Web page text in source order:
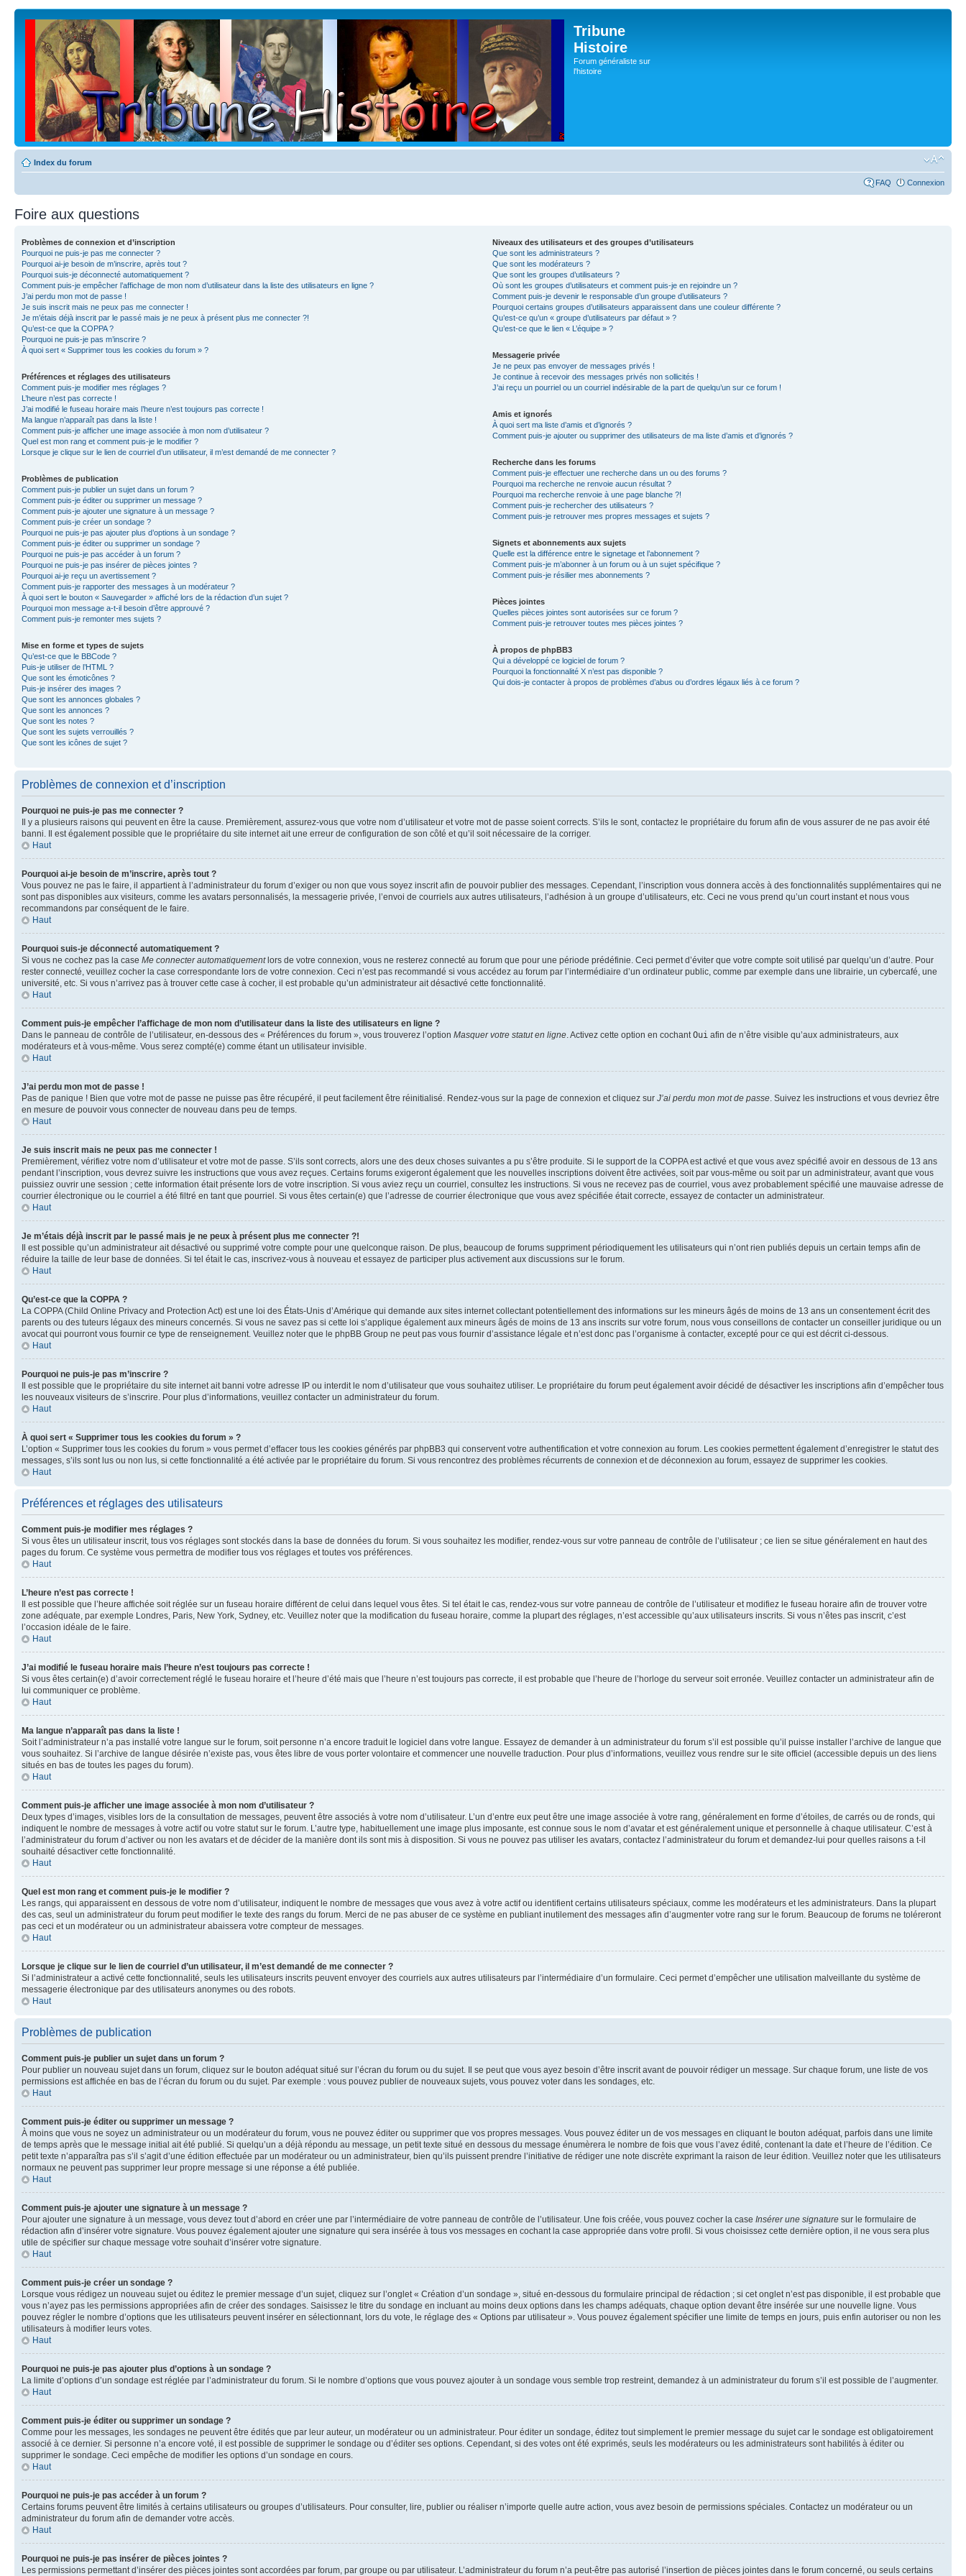
Tribune
Histoire
Forum généraliste sur
l'histoire
Index du forum
FAQ Connexion
Foire aux questions
Problèmes de connexion et d’inscription
Pourquoi ne puis-je pas me connecter ?
Pourquoi ai-je besoin de m’inscrire, après tout ?
Pourquoi suis-je déconnecté automatiquement ?
Comment puis-je empêcher l’affichage de mon nom d’utilisateur dans la liste des utilisateurs en ligne ?
J’ai perdu mon mot de passe !
Je suis inscrit mais ne peux pas me connecter !
Je m’étais déjà inscrit par le passé mais je ne peux à présent plus me connecter ?!
Qu’est-ce que la COPPA ?
Pourquoi ne puis-je pas m’inscrire ?
À quoi sert « Supprimer tous les cookies du forum » ?
Préférences et réglages des utilisateurs
Comment puis-je modifier mes réglages ?
L’heure n’est pas correcte !
J’ai modifié le fuseau horaire mais l’heure n’est toujours pas correcte !
Ma langue n’apparaît pas dans la liste !
Comment puis-je afficher une image associée à mon nom d’utilisateur ?
Quel est mon rang et comment puis-je le modifier ?
Lorsque je clique sur le lien de courriel d’un utilisateur, il m’est demandé de me connecter ?
Problèmes de publication
Comment puis-je publier un sujet dans un forum ?
Comment puis-je éditer ou supprimer un message ?
Comment puis-je ajouter une signature à un message ?
Comment puis-je créer un sondage ?
Pourquoi ne puis-je pas ajouter plus d’options à un sondage ?
Comment puis-je éditer ou supprimer un sondage ?
Pourquoi ne puis-je pas accéder à un forum ?
Pourquoi ne puis-je pas insérer de pièces jointes ?
Pourquoi ai-je reçu un avertissement ?
Comment puis-je rapporter des messages à un modérateur ?
À quoi sert le bouton « Sauvegarder » affiché lors de la rédaction d’un sujet ?
Pourquoi mon message a-t-il besoin d’être approuvé ?
Comment puis-je remonter mes sujets ?
Mise en forme et types de sujets
Qu’est-ce que le BBCode ?
Puis-je utiliser de l’HTML ?
Que sont les émoticônes ?
Puis-je insérer des images ?
Que sont les annonces globales ?
Que sont les annonces ?
Que sont les notes ?
Que sont les sujets verrouillés ?
Que sont les icônes de sujet ?
Niveaux des utilisateurs et des groupes d’utilisateurs
Que sont les administrateurs ?
Que sont les modérateurs ?
Que sont les groupes d’utilisateurs ?
Où sont les groupes d’utilisateurs et comment puis-je en rejoindre un ?
Comment puis-je devenir le responsable d’un groupe d’utilisateurs ?
Pourquoi certains groupes d’utilisateurs apparaissent dans une couleur différente ?
Qu’est-ce qu’un « groupe d’utilisateurs par défaut » ?
Qu’est-ce que le lien « L’équipe » ?
Messagerie privée
Je ne peux pas envoyer de messages privés !
Je continue à recevoir des messages privés non sollicités !
J’ai reçu un pourriel ou un courriel indésirable de la part de quelqu’un sur ce forum !
Amis et ignorés
À quoi sert ma liste d’amis et d’ignorés ?
Comment puis-je ajouter ou supprimer des utilisateurs de ma liste d’amis et d’ignorés ?
Recherche dans les forums
Comment puis-je effectuer une recherche dans un ou des forums ?
Pourquoi ma recherche ne renvoie aucun résultat ?
Pourquoi ma recherche renvoie à une page blanche ?!
Comment puis-je rechercher des utilisateurs ?
Comment puis-je retrouver mes propres messages et sujets ?
Signets et abonnements aux sujets
Quelle est la différence entre le signetage et l’abonnement ?
Comment puis-je m’abonner à un forum ou à un sujet spécifique ?
Comment puis-je résilier mes abonnements ?
Pièces jointes
Quelles pièces jointes sont autorisées sur ce forum ?
Comment puis-je retrouver toutes mes pièces jointes ?
À propos de phpBB3
Qui a développé ce logiciel de forum ?
Pourquoi la fonctionnalité X n’est pas disponible ?
Qui dois-je contacter à propos de problèmes d’abus ou d’ordres légaux liés à ce forum ?
Problèmes de connexion et d’inscription
Pourquoi ne puis-je pas me connecter ?
Il y a plusieurs raisons qui peuvent en être la cause. Premièrement, assurez-vous que votre nom d’utilisateur et votre mot de passe soient corrects. S’ils le sont, contactez le propriétaire du forum afin de vous assurer de ne pas avoir été
banni. Il est également possible que le propriétaire du site internet ait une erreur de configuration de son côté et qu’il soit nécessaire de la corriger.
Haut
Pourquoi ai-je besoin de m’inscrire, après tout ?
Vous pouvez ne pas le faire, il appartient à l’administrateur du forum d’exiger ou non que vous soyez inscrit afin de pouvoir publier des messages. Cependant, l’inscription vous donnera accès à des fonctionnalités supplémentaires qui ne
sont pas disponibles aux visiteurs, comme les avatars personnalisés, la messagerie privée, l’envoi de courriels aux autres utilisateurs, l’adhésion à un groupe d’utilisateurs, etc. Ceci ne vous prend qu’un court instant et nous vous
recommandons par conséquent de le faire.
Haut
Pourquoi suis-je déconnecté automatiquement ?
Si vous ne cochez pas la case Me connecter automatiquementlors de votre connexion, vous ne resterez connecté au forum que pour une période prédéfinie. Ceci permet d’éviter que votre compte soit utilisé par quelqu’un d’autre. Pour
rester connecté, veuillez cocher la case correspondante lors de votre connexion. Ceci n’est pas recommandé si vous accédez au forum par l’intermédiaire d’un ordinateur public, comme par exemple dans une librairie, un cybercafé, une
université, etc. Si vous n’arrivez pas à trouver cette case à cocher, il est probable qu’un administrateur ait désactivé cette fonctionnalité.
Haut
Comment puis-je empêcher l’affichage de mon nom d’utilisateur dans la liste des utilisateurs en ligne ?
Dans le panneau de contrôle de l’utilisateur, en-dessous des « Préférences du forum », vous trouverez l’option Masquer votre statut en ligne. Activez cette option en cochantOui afin de n’être visible qu’aux administrateurs, aux
modérateurs et à vous-même. Vous serez compté(e) comme étant un utilisateur invisible.
Haut
J’ai perdu mon mot de passe !
Pas de panique ! Bien que votre mot de passe ne puisse pas être récupéré, il peut facilement être réinitialisé. Rendez-vous sur la page de connexion et cliquez sur J’ai perdu mon mot de passe. Suivez les instructions et vous devriez être
en mesure de pouvoir vous connecter de nouveau dans peu de temps.
Haut
Je suis inscrit mais ne peux pas me connecter !
Premièrement, vérifiez votre nom d’utilisateur et votre mot de passe. S’ils sont corrects, alors une des deux choses suivantes a pu s’être produite. Si le support de la COPPA est activé et que vous avez spécifié avoir en dessous de 13 ans
pendant l’inscription, vous devrez suivre les instructions que vous avez reçues. Certains forums exigeront également que les nouvelles inscriptions doivent être activées, soit par vous-même ou soit par un administrateur, avant que vous
puissiez ouvrir une session ; cette information était présente lors de votre inscription. Si vous aviez reçu un courriel, consultez les instructions. Si vous ne recevez pas de courriel, vous avez probablement spécifié une mauvaise adresse de
courrier électronique ou le courriel a été filtré en tant que pourriel. Si vous êtes certain(e) que l’adresse de courrier électronique que vous avez spécifiée était correcte, essayez de contacter un administrateur.
Haut
Je m’étais déjà inscrit par le passé mais je ne peux à présent plus me connecter ?!
Il est possible qu’un administrateur ait désactivé ou supprimé votre compte pour une quelconque raison. De plus, beaucoup de forums suppriment périodiquement les utilisateurs qui n’ont rien publiés depuis un certain temps afin de
réduire la taille de leur base de données. Si tel était le cas, inscrivez-vous à nouveau et essayez de participer plus activement aux discussions sur le forum.
Haut
Qu’est-ce que la COPPA ?
La COPPA (Child Online Privacy and Protection Act) est une loi des États-Unis d’Amérique qui demande aux sites internet collectant potentiellement des informations sur les mineurs âgés de moins de 13 ans un consentement écrit des
parents ou des tuteurs légaux des mineurs concernés. Si vous ne savez pas si cette loi s’applique également aux mineurs âgés de moins de 13 ans inscrits sur votre forum, nous vous conseillons de contacter un conseiller juridique ou un
avocat qui pourront vous fournir ce type de renseignement. Veuillez noter que le phpBB Group ne peut pas vous fournir d’assistance légale et n’est donc pas l’organisme à contacter, excepté pour ce qui est décrit ci-dessous.
Haut
Pourquoi ne puis-je pas m’inscrire ?
Il est possible que le propriétaire du site internet ait banni votre adresse IP ou interdit le nom d’utilisateur que vous souhaitez utiliser. Le propriétaire du forum peut également avoir décidé de désactiver les inscriptions afin d’empêcher tous
les nouveaux visiteurs de s’inscrire. Pour plus d’informations, veuillez contacter un administrateur du forum.
Haut
À quoi sert « Supprimer tous les cookies du forum » ?
L’option « Supprimer tous les cookies du forum » vous permet d’effacer tous les cookies générés par phpBB3 qui conservent votre authentification et votre connexion au forum. Les cookies permettent également d’enregistrer le statut des
messages, s’ils sont lus ou non lus, si cette fonctionnalité a été activée par le propriétaire du forum. Si vous rencontrez des problèmes récurrents de connexion et de déconnexion au forum, essayez de supprimer les cookies.
Haut
Préférences et réglages des utilisateurs
Comment puis-je modifier mes réglages ?
Si vous êtes un utilisateur inscrit, tous vos réglages sont stockés dans la base de données du forum. Si vous souhaitez les modifier, rendez-vous sur votre panneau de contrôle de l’utilisateur ; ce lien se situe généralement en haut des
pages du forum. Ce système vous permettra de modifier tous vos réglages et toutes vos préférences.
Haut
L’heure n’est pas correcte !
Il est possible que l’heure affichée soit réglée sur un fuseau horaire différent de celui dans lequel vous êtes. Si tel était le cas, rendez-vous sur votre panneau de contrôle de l’utilisateur et modifiez le fuseau horaire afin de trouver votre
zone adéquate, par exemple Londres, Paris, New York, Sydney, etc. Veuillez noter que la modification du fuseau horaire, comme la plupart des réglages, n’est accessible qu’aux utilisateurs inscrits. Si vous n’êtes pas inscrit, c’est
l’occasion idéale de le faire.
Haut
J’ai modifié le fuseau horaire mais l’heure n’est toujours pas correcte !
Si vous êtes certain(e) d’avoir correctement réglé le fuseau horaire et l’heure d’été mais que l’heure n’est toujours pas correcte, il est probable que l’heure de l’horloge du serveur soit erronée. Veuillez contacter un administrateur afin de
lui communiquer ce problème.
Haut
Ma langue n’apparaît pas dans la liste !
Soit l’administrateur n’a pas installé votre langue sur le forum, soit personne n’a encore traduit le logiciel dans votre langue. Essayez de demander à un administrateur du forum s’il est possible qu’il puisse installer l’archive de langue que
vous souhaitez. Si l’archive de langue désirée n’existe pas, vous êtes libre de vous porter volontaire et commencer une nouvelle traduction. Pour plus d’informations, veuillez vous rendre sur le site officiel (accessible depuis un des liens
situés en bas de toutes les pages du forum).
Haut
Comment puis-je afficher une image associée à mon nom d’utilisateur ?
Deux types d’images, visibles lors de la consultation de messages, peuvent être associés à votre nom d’utilisateur. L’un d’entre eux peut être une image associée à votre rang, généralement en forme d’étoiles, de carrés ou de ronds, qui
indiquent le nombre de messages à votre actif ou votre statut sur le forum. L’autre type, habituellement une image plus imposante, est connue sous le nom d’avatar et est généralement unique et personnelle à chaque utilisateur. C’est à
l’administrateur du forum d’activer ou non les avatars et de décider de la manière dont ils sont mis à disposition. Si vous ne pouvez pas utiliser les avatars, contactez l’administrateur du forum et demandez-lui pour quelles raisons a t-il
souhaité désactiver cette fonctionnalité.
Haut
Quel est mon rang et comment puis-je le modifier ?
Les rangs, qui apparaissent en dessous de votre nom d’utilisateur, indiquent le nombre de messages que vous avez à votre actif ou identifient certains utilisateurs spéciaux, comme les modérateurs et les administrateurs. Dans la plupart
des cas, seul un administrateur du forum peut modifier le texte des rangs du forum. Merci de ne pas abuser de ce système en publiant inutilement des messages afin d’augmenter votre rang sur le forum. Beaucoup de forums ne toléreront
pas ceci et un modérateur ou un administrateur abaissera votre compteur de messages.
Haut
Lorsque je clique sur le lien de courriel d’un utilisateur, il m’est demandé de me connecter ?
Si l’administrateur a activé cette fonctionnalité, seuls les utilisateurs inscrits peuvent envoyer des courriels aux autres utilisateurs par l’intermédiaire d’un formulaire. Ceci permet d’empêcher une utilisation malveillante du système de
messagerie électronique par des utilisateurs anonymes ou des robots.
Haut
Problèmes de publication
Comment puis-je publier un sujet dans un forum ?
Pour publier un nouveau sujet dans un forum, cliquez sur le bouton adéquat situé sur l’écran du forum ou du sujet. Il se peut que vous ayez besoin d’être inscrit avant de pouvoir rédiger un message. Sur chaque forum, une liste de vos
permissions est affichée en bas de l’écran du forum ou du sujet. Par exemple : vous pouvez publier de nouveaux sujets, vous pouvez voter dans les sondages, etc.
Haut
Comment puis-je éditer ou supprimer un message ?
À moins que vous ne soyez un administrateur ou un modérateur du forum, vous ne pouvez éditer ou supprimer que vos propres messages. Vous pouvez éditer un de vos messages en cliquant le bouton adéquat, parfois dans une limite
de temps après que le message initial ait été publié. Si quelqu’un a déjà répondu au message, un petit texte situé en dessous du message énumèrera le nombre de fois que vous l’avez édité, contenant la date et l’heure de l’édition. Ce
petit texte n’apparaîtra pas s’il s’agit d’une édition effectuée par un modérateur ou un administrateur, bien qu’ils puissent prendre l’initiative de rédiger une note discrète exprimant la raison de leur édition. Veuillez noter que les utilisateurs
normaux ne peuvent pas supprimer leur propre message si une réponse a été publiée.
Haut
Comment puis-je ajouter une signature à un message ?
Pour ajouter une signature à un message, vous devez tout d’abord en créer une par l’intermédiaire de votre panneau de contrôle de l’utilisateur. Une fois créée, vous pouvez cocher la case Insérer une signature sur le formulaire de
rédaction afin d’insérer votre signature. Vous pouvez également ajouter une signature qui sera insérée à tous vos messages en cochant la case appropriée dans votre profil. Si vous choisissez cette dernière option, il ne vous sera plus
utile de spécifier sur chaque message votre souhait d’insérer votre signature.
Haut
Comment puis-je créer un sondage ?
Lorsque vous rédigez un nouveau sujet ou éditez le premier message d’un sujet, cliquez sur l’onglet « Création d’un sondage », situé en-dessous du formulaire principal de rédaction ; si cet onglet n’est pas disponible, il est probable que
vous n’ayez pas les permissions appropriées afin de créer des sondages. Saisissez le titre du sondage en incluant au moins deux options dans les champs adéquats, chaque option devant être insérée sur une nouvelle ligne. Vous
pouvez régler le nombre d’options que les utilisateurs peuvent insérer en sélectionnant, lors du vote, le réglage des « Options par utilisateur ». Vous pouvez également spécifier une limite de temps en jours, puis enfin autoriser ou non les
utilisateurs à modifier leurs votes.
Haut
Pourquoi ne puis-je pas ajouter plus d’options à un sondage ?
La limite d’options d’un sondage est réglée par l’administrateur du forum. Si le nombre d’options que vous pouvez ajouter à un sondage vous semble trop restreint, demandez à un administrateur du forum s’il est possible de l’augmenter.
Haut
Comment puis-je éditer ou supprimer un sondage ?
Comme pour les messages, les sondages ne peuvent être édités que par leur auteur, un modérateur ou un administrateur. Pour éditer un sondage, éditez tout simplement le premier message du sujet car le sondage est obligatoirement
associé à ce dernier. Si personne n’a encore voté, il est possible de supprimer le sondage ou d’éditer ses options. Cependant, si des votes ont été exprimés, seuls les modérateurs ou les administrateurs sont habilités à éditer ou
supprimer le sondage. Ceci empêche de modifier les options d’un sondage en cours.
Haut
Pourquoi ne puis-je pas accéder à un forum ?
Certains forums peuvent être limités à certains utilisateurs ou groupes d’utilisateurs. Pour consulter, lire, publier ou réaliser n’importe quelle autre action, vous avez besoin de permissions spéciales. Contactez un modérateur ou un
administrateur du forum afin de demander votre accès.
Haut
Pourquoi ne puis-je pas insérer de pièces jointes ?
Les permissions permettant d’insérer des pièces jointes sont accordées par forum, par groupe ou par utilisateur. L’administrateur du forum n’a peut-être pas autorisé l’insertion de pièces jointes dans le forum concerné, ou seuls certains